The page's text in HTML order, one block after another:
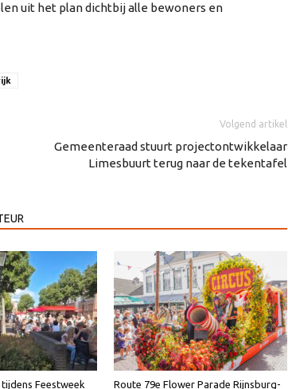
uit het plan dichtbij alle bewoners en
Volgend artikel
Gemeenteraad stuurt projectontwikkelaar
Limesbuurt terug naar de tekentafel
Feestweek Route 79e Flower Parade Rijnsburg-